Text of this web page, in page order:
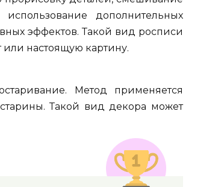
дополнительных
эффектов. Такой вид росписи
настоящую картину.
Метод применяется
старины. Такой вид декора может